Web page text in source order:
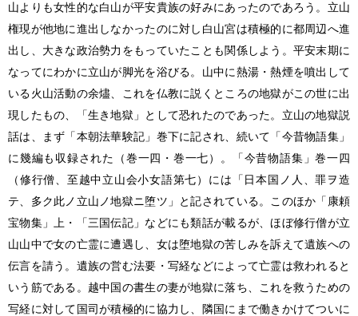
山よりも女性的な白山が平安貴族の好みにあったのであろう。立山
権現が他地に進出しなかったのに対し白山宮は積極的に都周辺へ進
出し、大きな政治勢力をもっていたことも関係しよう。平安末期に
なってにわかに立山が脚光を浴びる。山中に熱湯・熱煙を噴出して
いる火山活動の余燼、これを仏教に説くところの地獄がこの世に出
現したもの、「生き地獄」として恐れたのであった。立山の地獄説
話は、まず「本朝法華験記」巻下に記され、続いて「今昔物語集」
に幾編も収録された
（巻一四・巻一七）
。「今昔物語集」巻一四
（修行僧、至越中立山会小女語第七） には「日本国ノ人、罪ヲ造
テ、多ク此ノ立山ノ地獄ニ堕ツ」と記されている。このほか「康頼
宝物集」上・「三国伝記」などにも類話が載るが、ほぼ修行僧が立
山山中で女の亡霊に遭遇し、女は堕地獄の苦しみを訴えて遺族への
伝言を請う。遺族の営む法要・写経などによって亡霊は救われると
いう筋である。越中国の書生の妻が地獄に落ち、これを救うための
写経に対して国司が積極的に協力し、隣国にまで働きかけてついに